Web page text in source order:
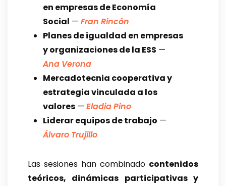
en empresas de Economía
Social — Fran Rincón
Planes de igualdad en empresas
y organizaciones de la ESS —
Ana Verona
Mercadotecnia cooperativa y
estrategia vinculada a los
valores — Eladia Pino
Liderar equipos de trabajo —
Álvaro Trujillo
Las sesiones han combinado contenidos
teóricos, dinámicas participativas y